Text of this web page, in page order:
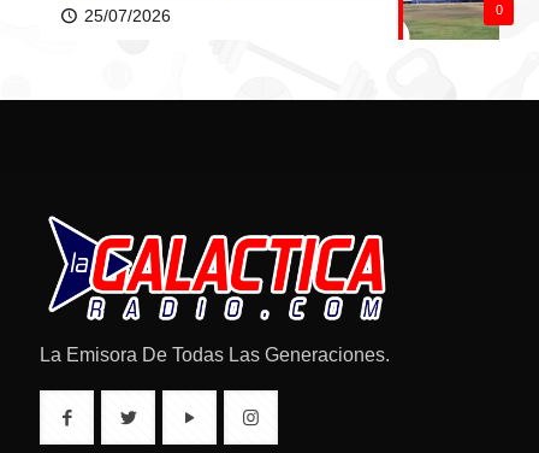
0
25/07/2026
La Emisora De Todas Las Generaciones.